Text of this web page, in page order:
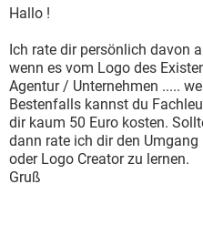
Hallo !
Ich rate dir persönlich davon
wenn es vom Logo des
Agentur / Unternehmen .....
Bestenfalls kannst du
dir kaum 50 Euro kosten.
dann rate ich dir den
oder Logo Creator zu lernen.
Gruß